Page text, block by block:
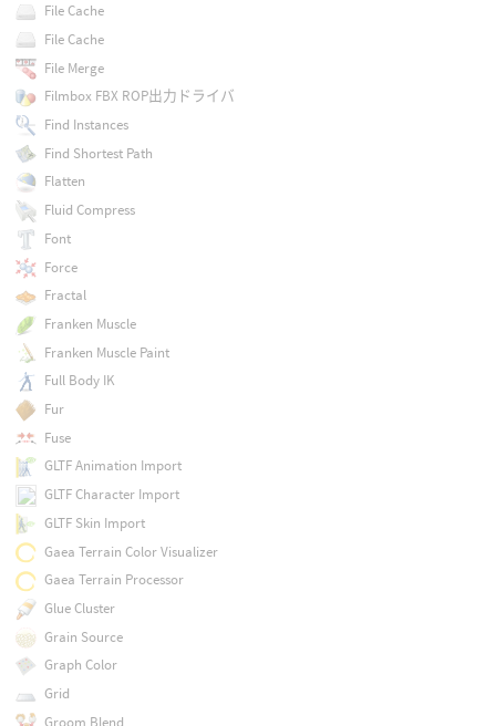
File Cache
File Cache
File Merge
Filmbox FBX ROP出力ドライバ
Find Instances
Find Shortest Path
Flatten
Fluid Compress
Font
Force
Fractal
Franken Muscle
Franken Muscle Paint
Full Body IK
Fur
Fuse
GLTF Animation Import
GLTF Character Import
GLTF Skin Import
Gaea Terrain Color Visualizer
Gaea Terrain Processor
Glue Cluster
Grain Source
Graph Color
Grid
Groom Blend